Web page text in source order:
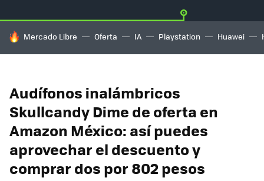
HOY SE HABLA DE
Mercado Libre Oferta IA Playstation Huawei
Audífonos inalámbricos
Skullcandy Dime de oferta en
Amazon México: así puedes
aprovechar el descuento y
comprar dos por 802 pesos